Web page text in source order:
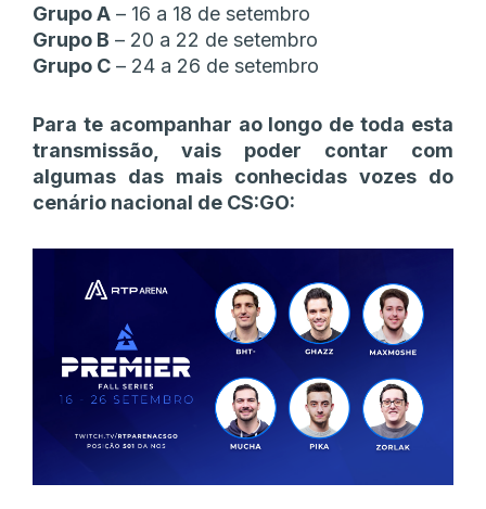
Grupo A – 16 a 18 de setembro
Grupo B – 20 a 22 de setembro
Grupo C – 24 a 26 de setembro
Para te acompanhar ao longo de toda esta
transmissão, vais poder contar com
algumas das mais conhecidas vozes do
cenário nacional de CS:GO: